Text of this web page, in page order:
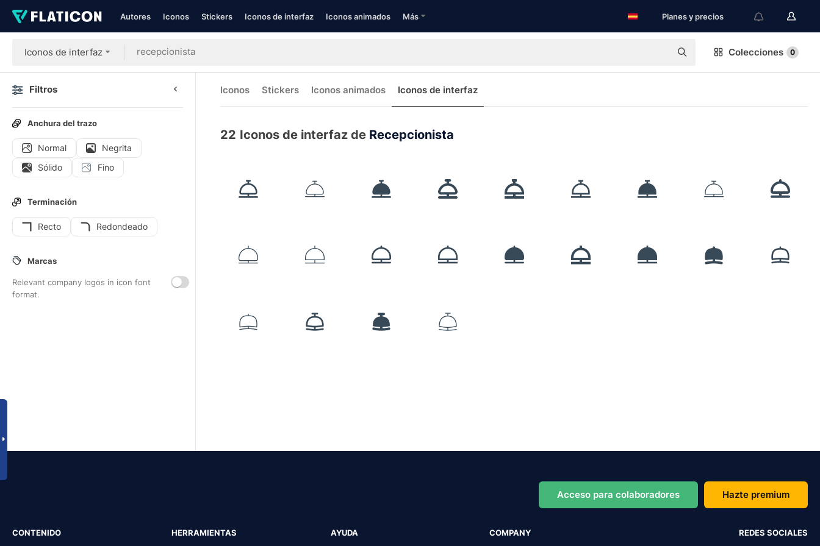
Autores Iconos Stickers Iconos de interfaz Iconos animados Más Planes y precios
Iconos de interfaz Colecciones 0
Filtros
Anchura del trazo
Normal
Negrita
Sólido
Fino
Terminación
Recto Redondeado
Marcas
Relevant company logos in icon font
format.
Iconos Stickers Iconos animados Iconos de interfaz
22 Iconos de interfaz de Recepcionista
Acceso para colaboradores Hazte premium
CONTENIDO HERRAMIENTAS AYUDA COMPANY REDES SOCIALES